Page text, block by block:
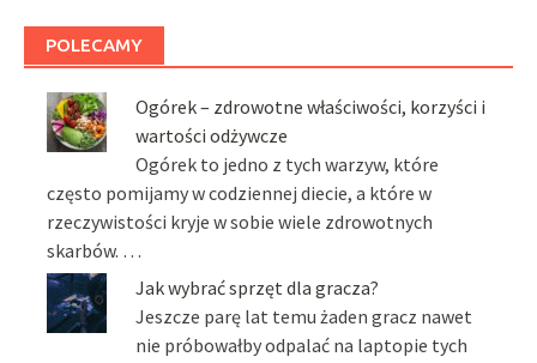
POLECAMY
Ogórek – zdrowotne właściwości, korzyści i
wartości odżywcze
Ogórek to jedno z tych warzyw, które
często pomijamy w codziennej diecie, a które w
rzeczywistości kryje w sobie wiele zdrowotnych
skarbów. …
Jak wybrać sprzęt dla gracza?
Jeszcze parę lat temu żaden gracz nawet
nie próbowałby odpalać na laptopie tych